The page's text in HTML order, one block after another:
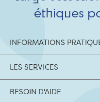
éthiques
INFORMATIONS
LES SERVICES
BESOIN D'AIDE